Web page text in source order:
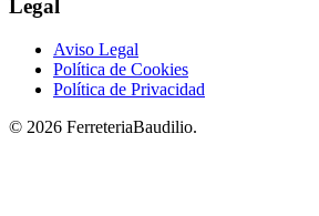
Legal
Aviso Legal
Política de Cookies
Política de Privacidad
© 2026 FerreteriaBaudilio.